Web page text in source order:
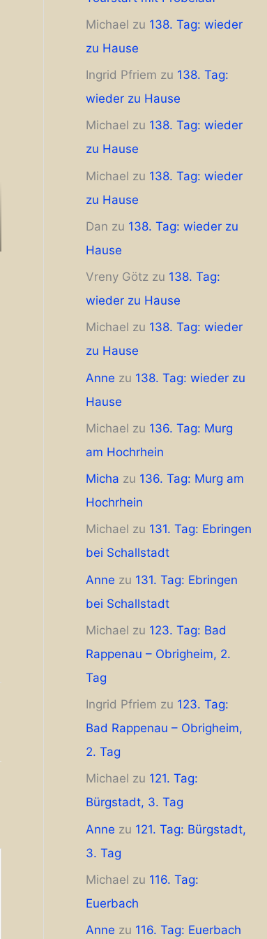
Michael zu 138. Tag: wieder
zu Hause
Ingrid Pfriem zu 138. Tag:
wieder zu Hause
Michael zu 138. Tag: wieder
zu Hause
Michael zu 138. Tag: wieder
zu Hause
Dan zu 138. Tag: wieder zu
Hause
Vreny Götz zu 138. Tag:
wieder zu Hause
Michael zu 138. Tag: wieder
zu Hause
Anne zu 138. Tag: wieder zu
Hause
Michael zu 136. Tag: Murg
am Hochrhein
Micha zu 136. Tag: Murg am
Hochrhein
Michael zu 131. Tag: Ebringen
bei Schallstadt
Anne zu 131. Tag: Ebringen
bei Schallstadt
Michael zu 123. Tag: Bad
Rappenau – Obrigheim, 2.
Tag
Ingrid Pfriem zu 123. Tag:
Bad Rappenau – Obrigheim,
2. Tag
Michael zu 121. Tag:
Bürgstadt, 3. Tag
Anne zu 121. Tag: Bürgstadt,
3. Tag
Michael zu 116. Tag:
Euerbach
Anne zu 116. Tag: Euerbach